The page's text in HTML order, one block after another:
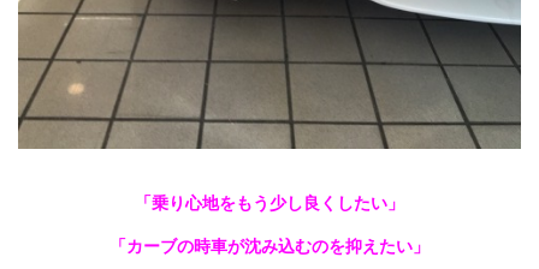
「乗り心地をもう少し良くしたい」
「カーブの時車が沈み込むのを抑えたい」